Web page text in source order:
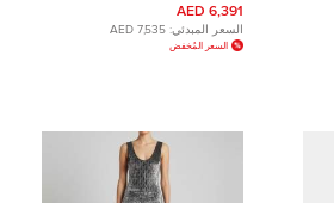
6,391 AED
السعر المبدئي: 7,535 AED
السعر المُخفض